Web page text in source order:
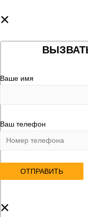
×
Ваше имя
Ваш телефон
×